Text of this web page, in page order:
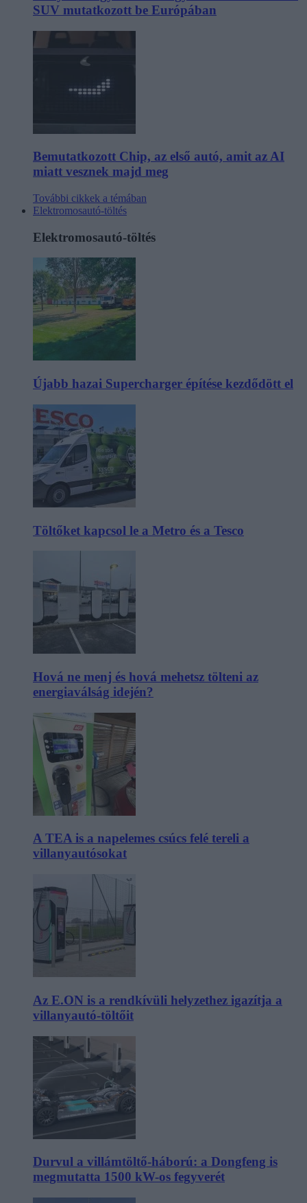
SUV mutatkozott be Európában
Bemutatkozott Chip, az első autó, amit az AI
miatt vesznek majd meg
További cikkek a témában
Elektromosautó-töltés
Elektromosautó-töltés
Újabb hazai Supercharger építése kezdődött el
Töltőket kapcsol le a Metro és a Tesco
Hová ne menj és hová mehetsz tölteni az
energiaválság idején?
A TEA is a napelemes csúcs felé tereli a
villanyautósokat
Az E.ON is a rendkívüli helyzethez igazítja a
villanyautó-töltőit
Durvul a villámtöltő-háború: a Dongfeng is
megmutatta 1500 kW-os fegyverét